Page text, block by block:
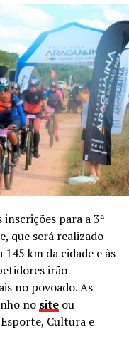
para a 3ª
que será realizado
km da cidade e às
irão
no povoado. As
no site ou
Cultura e